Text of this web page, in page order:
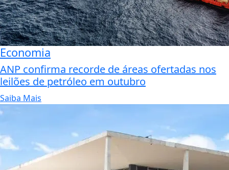
Economia
ANP confirma recorde de áreas ofertadas nos
leilões de petróleo em outubro
Saiba Mais